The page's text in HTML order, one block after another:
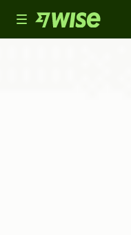
Toggle
navigation